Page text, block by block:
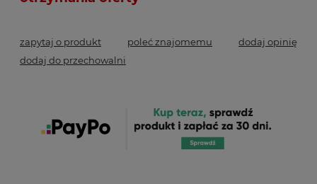
zapytaj o produkt poleć znajomemu
dodaj opinię
dodaj do przechowalni